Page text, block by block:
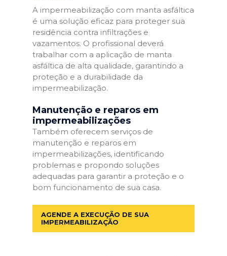
A impermeabilização com manta asfáltica
é uma solução eficaz para proteger sua
residência contra infiltrações e
vazamentos. O profissional deverá
trabalhar com a aplicação de manta
asfáltica de alta qualidade, garantindo a
proteção e a durabilidade da
impermeabilização.
Manutenção e reparos em
impermeabilizações
Também oferecem serviços de
manutenção e reparos em
impermeabilizações, identificando
problemas e propondo soluções
adequadas para garantir a proteção e o
bom funcionamento de sua casa.
AGENDE A EXECUÇÃO DE SUA
IMPERMEABILIZAÇÃO